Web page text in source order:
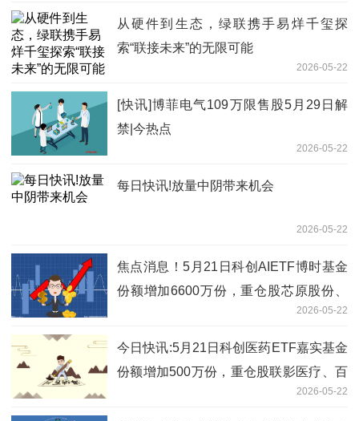
从硬件到生态，绿联携手易烊千玺探
索“联接未来”的无限可能
2026-05-22
[快讯]博菲电气109万限售股5月29日解
禁|今热点
2026-05-22
每日快讯!放量中阴带来机会
2026-05-22
焦点消息！5月21日科创AIETF博时基金
份额增加6600万份，重仓股芯原股份、
2026-05-22
今日快讯:5月21日科创医药ETF嘉实基金
份额增加500万份，重仓股联影医疗、百
2026-05-22